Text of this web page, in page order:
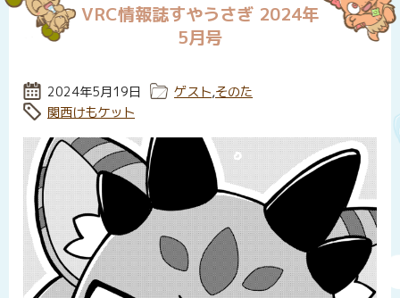
VRC情報誌すやうさぎ 2024年
5月号
投稿日:
2024年5月19日 カテゴリー:
ゲスト,そのた
タグ:
関西けもケット